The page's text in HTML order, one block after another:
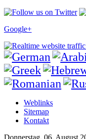
Google+
Weblinks
Sitemap
Kontakt
Donnerstag, 06. August